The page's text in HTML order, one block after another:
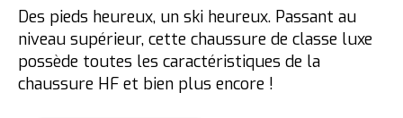
Des pieds heureux, un ski heureux. Passant au
niveau supérieur, cette chaussure de classe luxe
possède toutes les caractéristiques de la
chaussure HF et bien plus encore !